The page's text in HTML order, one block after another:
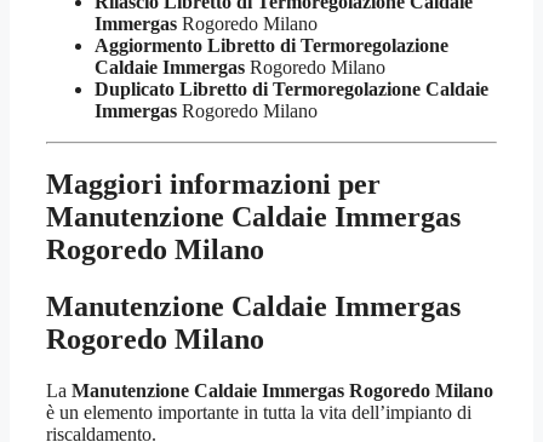
Immergas Rogoredo Milano
Aggiormento Libretto di Termoregolazione
Caldaie Immergas Rogoredo Milano
Duplicato Libretto di Termoregolazione Caldaie
Immergas Rogoredo Milano
Maggiori informazioni per
Manutenzione Caldaie Immergas
Rogoredo Milano
Manutenzione Caldaie Immergas
Rogoredo Milano
La Manutenzione Caldaie Immergas Rogoredo Milano
è un elemento importante in tutta la vita dell’impianto di
riscaldamento.